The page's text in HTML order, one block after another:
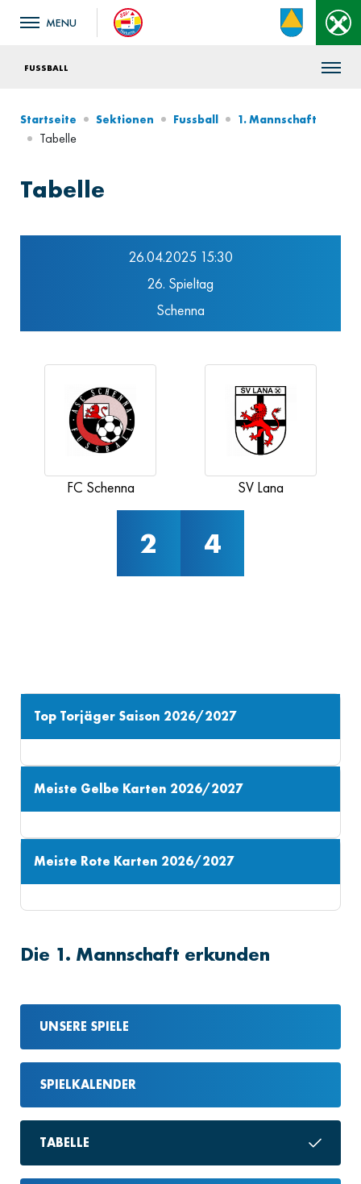
FUSSBALL
Startseite Sektionen Fussball 1. Mannschaft
Tabelle
Tabelle
26.04.2025 15:30
26. Spieltag
Schenna
FC Schenna SV Lana
2 4
Top Torjäger Saison 2026/2027
Meiste Gelbe Karten 2026/2027
Meiste Rote Karten 2026/2027
Die 1. Mannschaft erkunden
UNSERE SPIELE
SPIELKALENDER
TABELLE